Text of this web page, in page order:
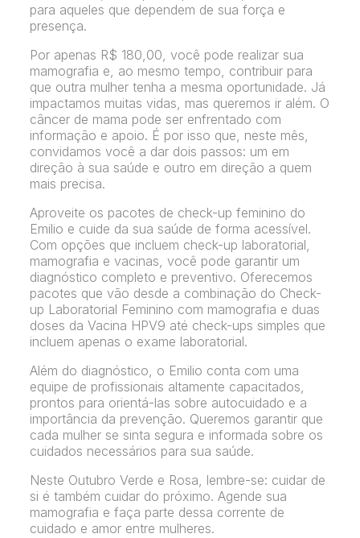
para aqueles que dependem de sua força e
presença.
Por apenas R$ 180,00, você pode realizar sua
mamografia e, ao mesmo tempo, contribuir para
que outra mulher tenha a mesma oportunidade. Já
impactamos muitas vidas, mas queremos ir além. O
câncer de mama pode ser enfrentado com
informação e apoio. É por isso que, neste mês,
convidamos você a dar dois passos: um em
direção à sua saúde e outro em direção a quem
mais precisa.
Aproveite os pacotes de check-up feminino do
Emilio e cuide da sua saúde de forma acessível.
Com opções que incluem check-up laboratorial,
mamografia e vacinas, você pode garantir um
diagnóstico completo e preventivo. Oferecemos
pacotes que vão desde a combinação do Check-
up Laboratorial Feminino com mamografia e duas
doses da Vacina HPV9 até check-ups simples que
incluem apenas o exame laboratorial.
Além do diagnóstico, o Emilio conta com uma
equipe de profissionais altamente capacitados,
prontos para orientá-las sobre autocuidado e a
importância da prevenção. Queremos garantir que
cada mulher se sinta segura e informada sobre os
cuidados necessários para sua saúde.
Neste Outubro Verde e Rosa, lembre-se: cuidar de
si é também cuidar do próximo. Agende sua
mamografia e faça parte dessa corrente de
cuidado e amor entre mulheres.